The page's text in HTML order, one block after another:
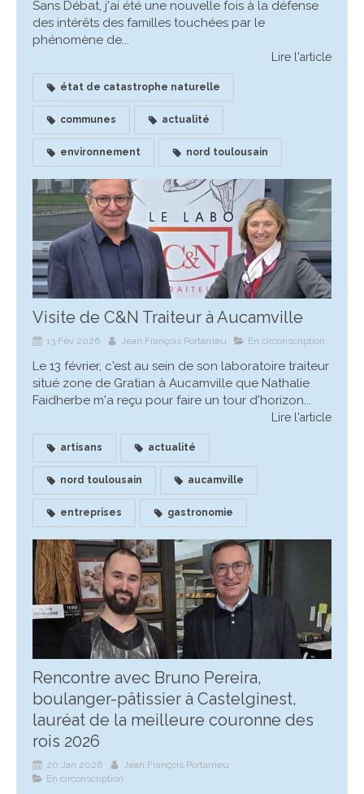
Sans Débat, j'ai été une nouvelle fois à la défense
des intérêts des familles touchées par le
phénomène de...
Lire l'article
état de catastrophe naturelle
communes actualité
environnement nord toulousain
Visite de C&N Traiteur à Aucamville
13 Fév 2026 Jean François Portarrieu En circonscription
Le 13 février, c'est au sein de son laboratoire traiteur
situé zone de Gratian à Aucamville que Nathalie
Faidherbe m'a reçu pour faire un tour d'horizon...
Lire l'article
artisans actualité
nord toulousain aucamville
entreprises gastronomie
Rencontre avec Bruno Pereira,
boulanger-pâtissier à Castelginest,
lauréat de la meilleure couronne des
rois 2026
20 Jan 2026
Jean François Portarrieu
En circonscription